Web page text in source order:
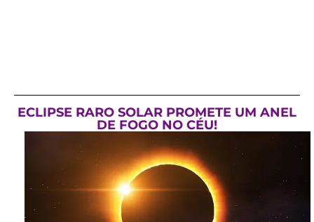
ECLIPSE RARO SOLAR PROMETE UM ANEL
DE FOGO NO CÉU!